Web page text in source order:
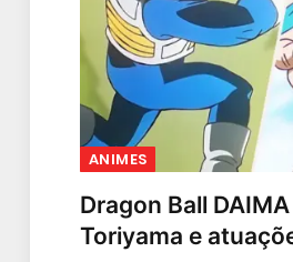
ANIMES
Dragon Ball
Toriyama e